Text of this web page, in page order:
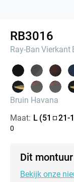
RB3016
Ray-Ban Vierkant
Bruin Havana
Maat: L (51 21-
0
Dit
Bekijk onze